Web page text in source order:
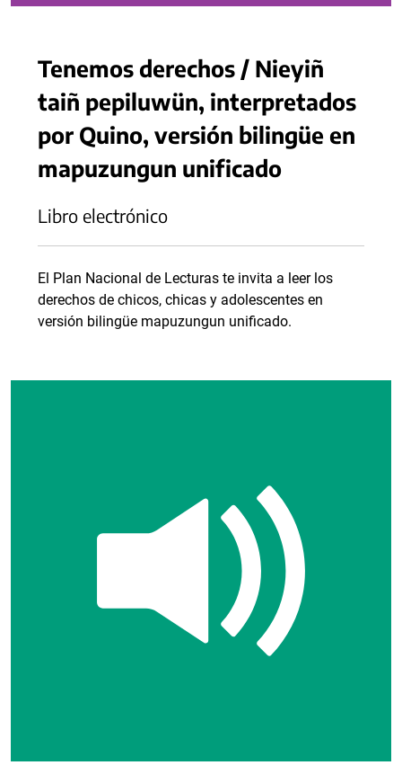
Tenemos derechos / Nieyiñ
taiñ pepiluwün, interpretados
por Quino, versión bilingüe en
mapuzungun unificado
Libro electrónico
El Plan Nacional de Lecturas te invita a leer los
derechos de chicos, chicas y adolescentes en
versión bilingüe mapuzungun unificado.